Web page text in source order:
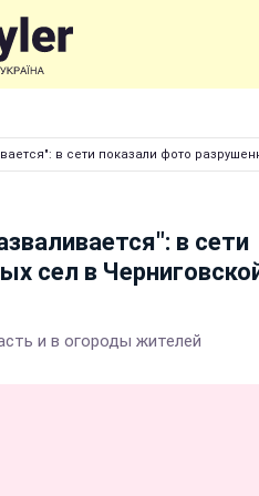
в сети показали фото
в сети
сел в
и в огороды жителей